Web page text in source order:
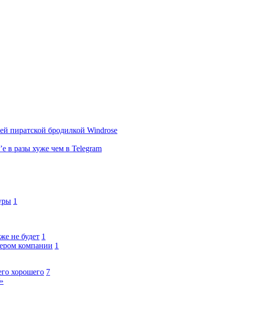
пиратской бродилкой Windrose
в разы хуже чем в Telegram
1
не будет 1
компании 1
хорошего 7